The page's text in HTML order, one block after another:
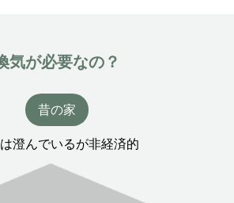
気が必要なの？
昔の家
澄んでいるが非経済的